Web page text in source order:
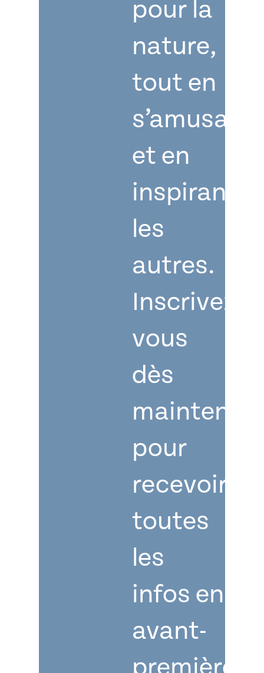
pour la
nature,
tout en
s’amusant
et en
inspirant
les
autres.
Inscrivez-
vous
dès
pour
recevoir
toutes
les
infos en
avant-